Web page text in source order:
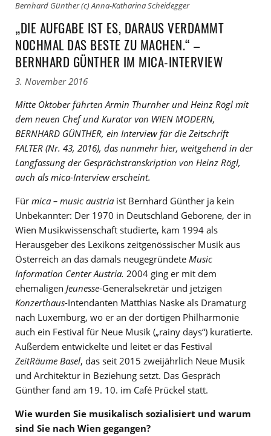
Bernhard Günther (c) Anna-Katharina Scheidegger
„DIE AUFGABE IST ES, DARAUS VERDAMMT
NOCHMAL DAS BESTE ZU MACHEN.“ –
BERNHARD GÜNTHER IM MICA-INTERVIEW
3. November 2016
Mitte Oktober führten Armin Thurnher und Heinz Rögl mit
dem neuen Chef und Kurator von WIEN MODERN,
BERNHARD GÜNTHER, ein Interview für die Zeitschrift
FALTER (Nr. 43, 2016), das nunmehr hier, weitgehend in der
Langfassung der Gesprächstranskription von Heinz Rögl,
auch als mica-Interview erscheint.
Für mica – music austria ist Bernhard Günther ja kein
Unbekannter: Der 1970 in Deutschland Geborene, der in
Wien Musikwissenschaft studierte, kam 1994 als
Herausgeber des Lexikons zeitgenössischer Musik aus
Österreich an das damals neugegründete Music
Information Center Austria. 2004 ging er mit dem
ehemaligen Jeunesse-Generalsekretär und jetzigen
Konzerthaus-Intendanten Matthias Naske als Dramaturg
nach Luxemburg, wo er an der dortigen Philharmonie
auch ein Festival für Neue Musik („rainy days“) kuratierte.
Außerdem entwickelte und leitet er das Festival
ZeitRäume Basel, das seit 2015 zweijährlich Neue Musik
und Architektur in Beziehung setzt. Das Gespräch
Günther fand am 19. 10. im Café Prückel statt.
Wie wurden Sie musikalisch sozialisiert und warum
sind Sie nach Wien gegangen?